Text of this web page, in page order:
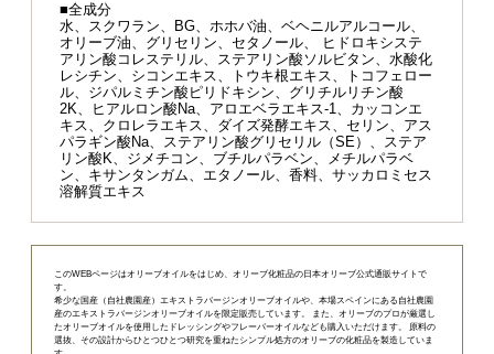
■全成分
水、スクワラン、BG、ホホバ油、ベヘニルアルコール、
オリーブ油、グリセリン、セタノール、 ヒドロキシステ
アリン酸コレステリル、ステアリン酸ソルビタン、水酸化
レシチン、シコンエキス、トウキ根エキス、トコフェロー
ル、ジパルミチン酸ピリドキシン、グリチルリチン酸
2K、ヒアルロン酸Na、アロエベラエキス-1、カッコンエ
キス、クロレラエキス、ダイズ発酵エキス、セリン、アス
パラギン酸Na、ステアリン酸グリセリル（SE）、ステア
リン酸K、ジメチコン、ブチルパラベン、メチルパラベ
ン、キサンタンガム、エタノール、香料、サッカロミセス
溶解質エキス
このWEBページはオリーブオイルをはじめ、オリーブ化粧品の日本オリーブ公式通販サイトで
す。
希少な国産（自社農園産）エキストラバージンオリーブオイルや、本場スペインにある自社農園
産のエキストラバージンオリーブオイルを限定販売しています。 また、オリーブのプロが厳選し
たオリーブオイルを使用したドレッシングやフレーバーオイルなども購入いただけます。 原料の
選抜、その設計からひとつひとつ研究を重ねたシンプル処方のオリーブの化粧品を製造していま